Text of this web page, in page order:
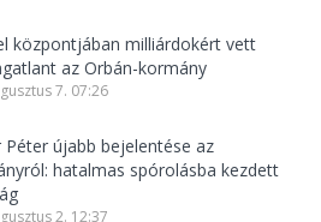
központjában milliárdokért vett
az Orbán-kormány
7. 07:26
Péter újabb bejelentése az
hatalmas spórolásba kezdett
2. 12:37